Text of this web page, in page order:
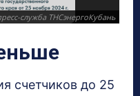
служба ТНСэнергоКубань
счетчиков до 25